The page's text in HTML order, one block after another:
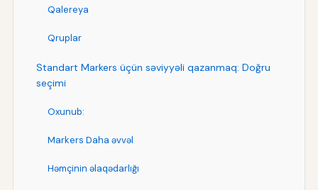
Qalereya
Qruplar
Standart Markers üçün səviyyəli qazanmaq: Doğru
seçimi
Oxunub:
Markers Daha əvvəl
Həmçinin əlaqədarlığı